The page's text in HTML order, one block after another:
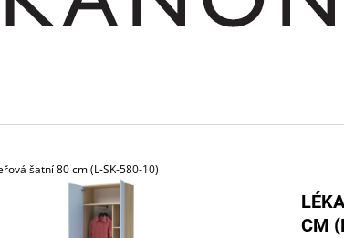
šatní 80 cm (L-SK-580-10)
CM
HLEDAT